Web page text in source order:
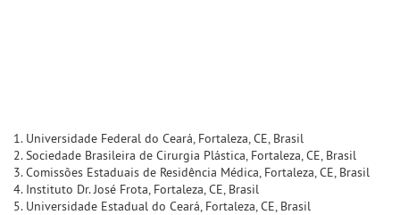
1. Universidade Federal do Ceará, Fortaleza, CE, Brasil
2. Sociedade Brasileira de Cirurgia Plástica, Fortaleza, CE, Brasil
3. Comissões Estaduais de Residência Médica, Fortaleza, CE, Brasil
4. Instituto Dr. José Frota, Fortaleza, CE, Brasil
5. Universidade Estadual do Ceará, Fortaleza, CE, Brasil